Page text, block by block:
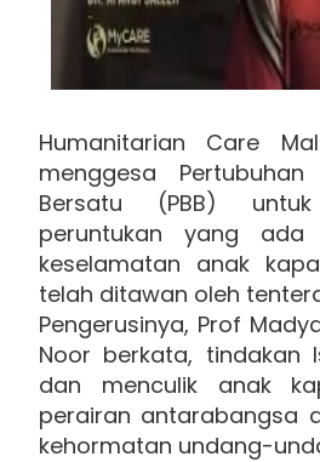
Humanitarian Care
menggesa Pertubuhan
Bersatu (PBB) untuk
peruntukan yang ada
keselamatan anak
telah ditawan oleh
Pengerusinya, Prof
Noor berkata, tindakan
dan menculik anak
perairan antarabangsa
kehormatan undang-